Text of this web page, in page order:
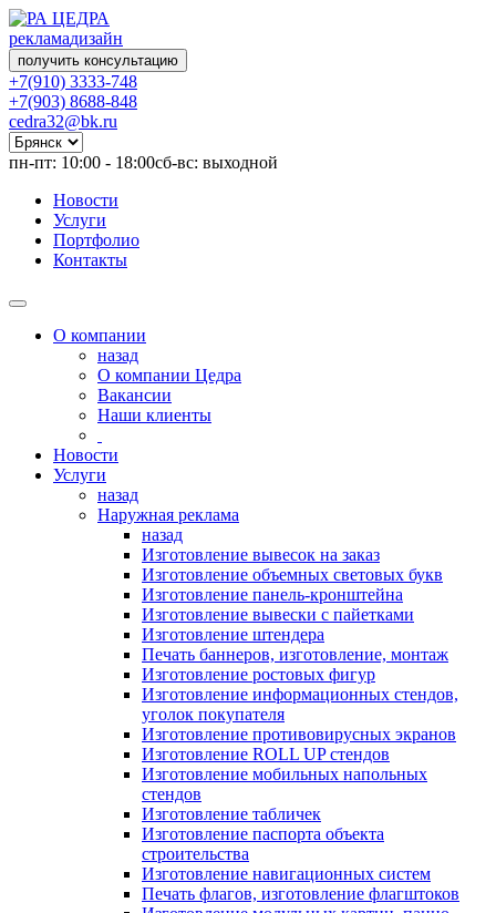
рекламадизайн
получить консультацию
+7(910) 3333-748
+7(903) 8688-848
cedra32@bk.ru
пн-пт: 10:00 - 18:00сб-вс: выходной
Новости
Услуги
Портфолио
Контакты
О компании
назад
О компании Цедра
Вакансии
Наши клиенты
Новости
Услуги
назад
Наружная реклама
назад
Изготовление вывесок на заказ
Изготовление объемных световых букв
Изготовление панель-кронштейна
Изготовление вывески с пайетками
Изготовление штендера
Печать баннеров, изготовление, монтаж
Изготовление ростовых фигур
Изготовление информационных стендов,
уголок покупателя
Изготовление противовирусных экранов
Изготовление ROLL UP стендов
Изготовление мобильных напольных
стендов
Изготовление табличек
Изготовление паспорта объекта
строительства
Изготовление навигационных систем
Печать флагов, изготовление флагштоков